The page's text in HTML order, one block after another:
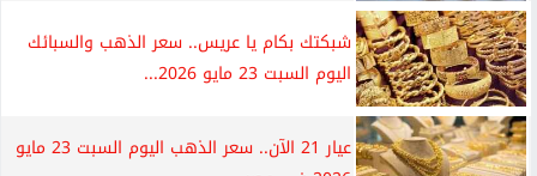
شبكتك بكام يا عريس.. سعر الذهب والسبائك
اليوم السبت 23 مايو 2026...
عيار 21 الآن.. سعر الذهب اليوم السبت 23 مايو